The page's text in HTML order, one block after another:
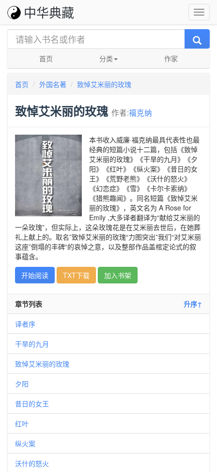
中华典藏
首页 分类 作家
首页 外国名著 致悼艾米丽的玫瑰
致悼艾米丽的玫瑰 作者:福克纳
本书收入威廉·福克纳最具代表性也最
经典的短篇小说十二篇，包括《致悼
艾米丽的玫瑰》《干旱的九月》《夕
阳》《红叶》《纵火案》《昔日的女
王》《荒野老熊》《沃什的怒火》
《幻恋症》《雪》《卡尔卡索纳》
《猎熊趣闻》。同名短篇《致悼艾米
丽的玫瑰》，英文名为 A Rose for
Emily ,大多译者翻译为“献给艾米丽的
一朵玫瑰”，但实际上，这朵玫瑰花是在艾米丽去世后，在她葬
礼上献上的。取名”致悼艾米丽的玫瑰“力图突出”我们“对艾米丽
这座”倒塌的丰碑“的哀悼之意，以及整部作品盖棺定论式的叙
事蕴含。
开始阅读
TXT下载 加入书架
章节列表 升序↑
译者序
干旱的九月
致悼艾米丽的玫瑰
夕阳
昔日的女王
红叶
纵火案
沃什的怒火